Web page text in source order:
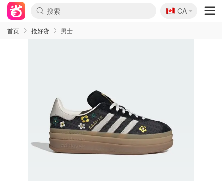
🇨🇦
CA
首页 抢好货 男士